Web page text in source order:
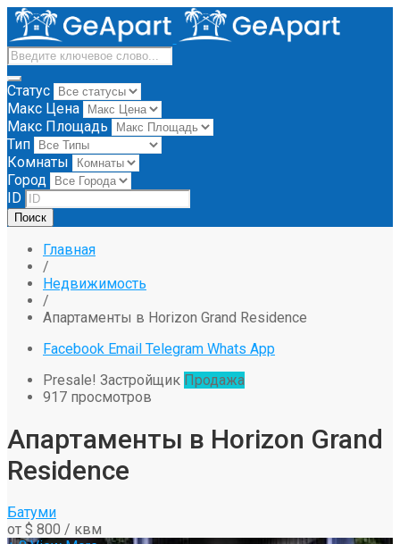
Статус
Макс Цена
Макс Площадь
Тип
Комнаты
Город
ID
Поиск
Главная
/
Недвижимость
/
Апартаменты в Horizon Grand Residence
Facebook Email Telegram Whats App
Presale! Застройщик Продажа
917 просмотров
Апартаменты в Horizon Grand
Residence
Батуми
от $ 800 / квм